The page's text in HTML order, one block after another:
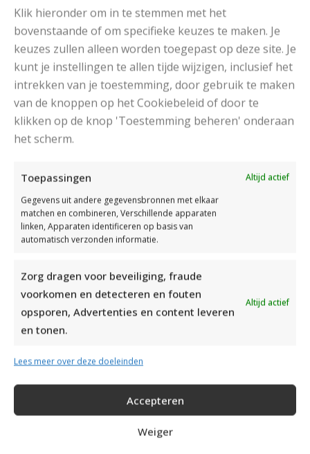
Klik hieronder om in te stemmen met het
bovenstaande of om specifieke keuzes te maken. Je
keuzes zullen alleen worden toegepast op deze site. Je
kunt je instellingen te allen tijde wijzigen, inclusief het
intrekken van je toestemming, door gebruik te maken
van de knoppen op het Cookiebeleid of door te
klikken op de knop 'Toestemming beheren' onderaan
het scherm.
Toepassingen
Altijd actief
Gegevens uit andere gegevensbronnen met elkaar
matchen en combineren, Verschillende apparaten
linken, Apparaten identificeren op basis van
automatisch verzonden informatie.
Zorg dragen voor beveiliging, fraude
voorkomen en detecteren en fouten
opsporen, Advertenties en content leveren
en tonen.
Altijd actief
Lees meer over deze doeleinden
Accepteren
Weiger